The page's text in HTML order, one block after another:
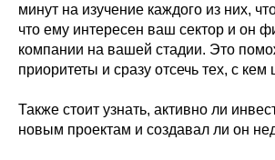
минут на изучение каждого из них,
что ему интересен ваш сектор и он
компании на вашей стадии. Это
приоритеты и сразу отсечь тех, с
Также стоит узнать, активно ли
новым проектам и создавал ли он